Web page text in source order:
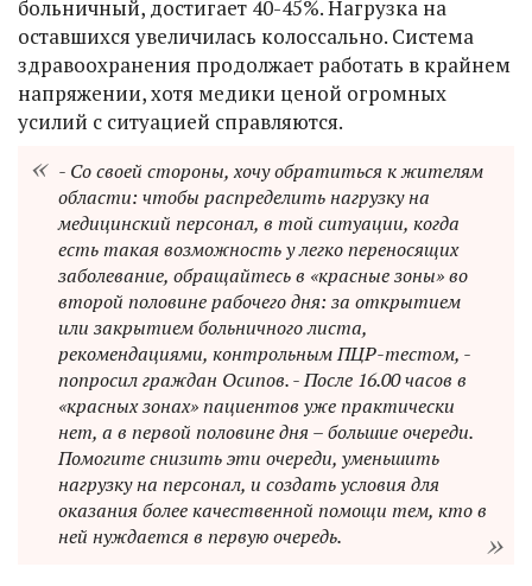
больничный, достигает 40-45%. Нагрузка на
оставшихся увеличилась колоссально. Система
здравоохранения продолжает работать в крайнем
напряжении, хотя медики ценой огромных
усилий с ситуацией справляются.
- Со своей стороны, хочу обратиться к жителям
области: чтобы распределить нагрузку на
медицинский персонал, в той ситуации, когда
есть такая возможность у легко переносящих
заболевание, обращайтесь в «красные зоны» во
второй половине рабочего дня: за открытием
или закрытием больничного листа,
рекомендациями, контрольным ПЦР-тестом, -
попросил граждан Осипов. - После 16.00 часов в
«красных зонах» пациентов уже практически
нет, а в первой половине дня – большие очереди.
Помогите снизить эти очереди, уменьшить
нагрузку на персонал, и создать условия для
оказания более качественной помощи тем, кто в
ней нуждается в первую очередь.